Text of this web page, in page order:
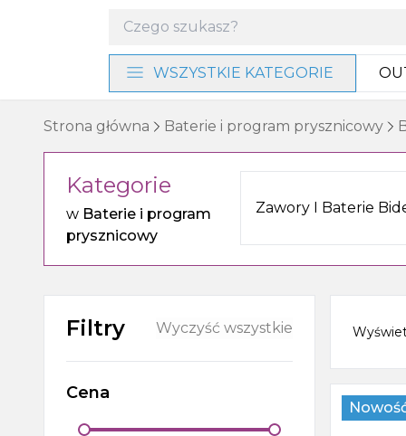
WSZYSTKIE KATEGORIE
Materiały instalacyjne i
Baterie i program
Akcesoria łazienkowe
Umywalki, miski WC i bidety
Strona główna Baterie i program prysznicowy
Kategorie
w Baterie i program
prysznicowy
Zawory I Baterie
Filtry Wyczyść wszystkie
Cena